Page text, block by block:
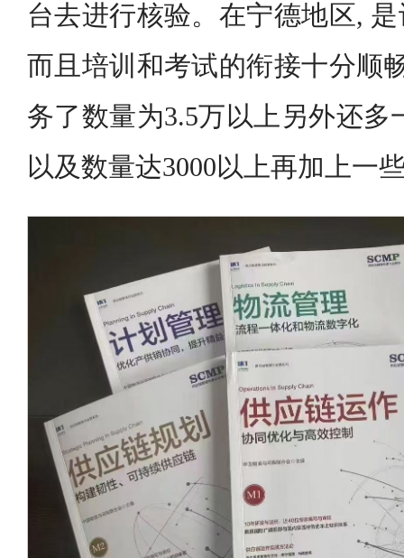
台去进行核验。在宁德地区,
而且培训和考试的衔接十分顺
务了数量为3.5万以上另外还多
以及数量达3000以上再加上一